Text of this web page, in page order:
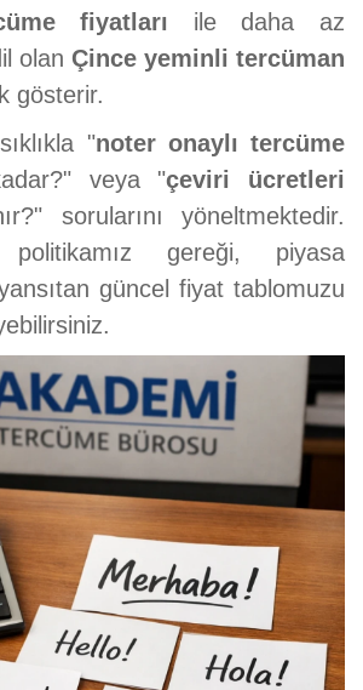
fiyatları ile daha az
olan Çince yeminli tercüman
gösterir.
"noter onaylı tercüme
veya "çeviri ücretleri
sorularını yöneltmektedir.
gereği, piyasa
güncel fiyat tablomuzu